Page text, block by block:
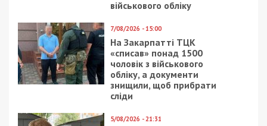
військового обліку
7/08/2026 - 15:00
На Закарпатті ТЦК
«списав» понад 1500
чоловік з військового
обліку, а документи
знищили, щоб прибрати
сліди
5/08/2026 - 21:31